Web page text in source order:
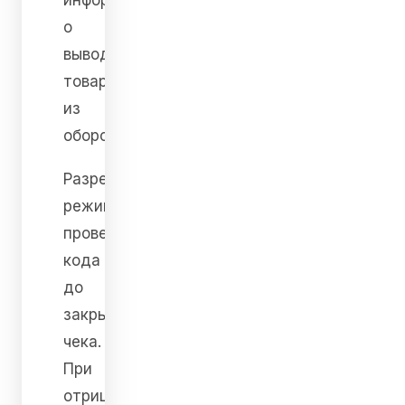
о
выводе
товара
из
оборота.
Разрешительный
режим предполагает
проверку
кода
до
закрытия
чека.
При
отрицательном